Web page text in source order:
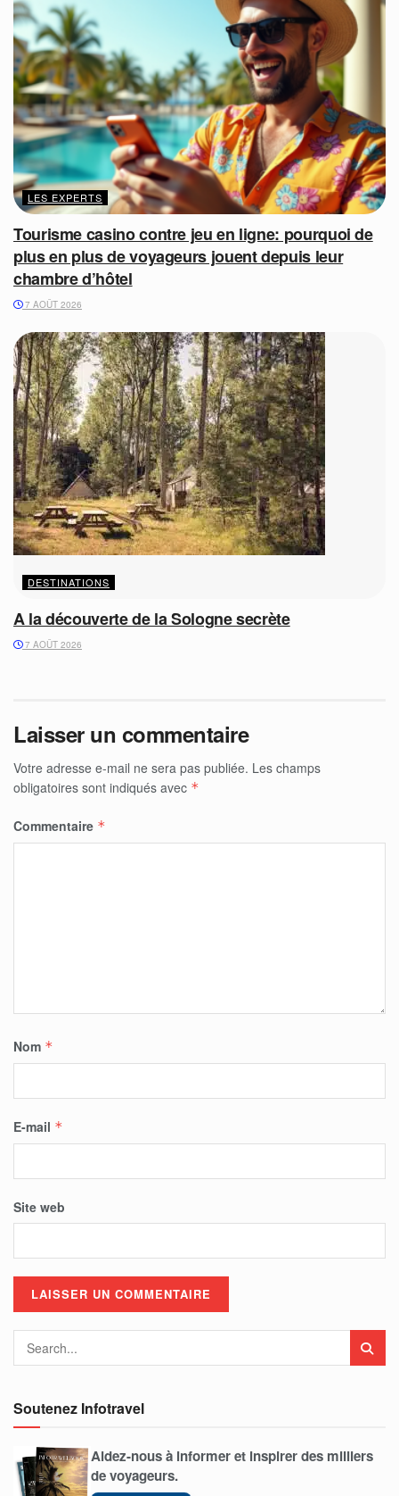
LES EXPERTS
Tourisme casino contre jeu en ligne: pourquoi de
plus en plus de voyageurs jouent depuis leur
chambre d’hôtel
7 AOÛT 2026
DESTINATIONS
A la découverte de la Sologne secrète
7 AOÛT 2026
Laisser un commentaire
Votre adresse e-mail ne sera pas publiée. Les champs
obligatoires sont indiqués avec *
Commentaire *
Nom *
E-mail *
Site web
Soutenez Infotravel
Aidez-nous à informer et inspirer des milliers
de voyageurs.